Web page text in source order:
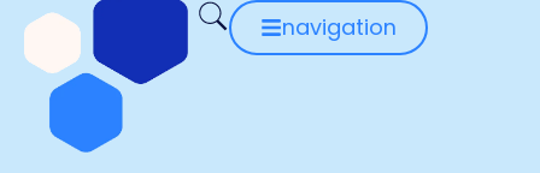
navigation